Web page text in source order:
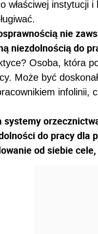
właściwej
nie
niezdolnością do
Osoba, która
Może być
infolinii,
systemy
do pracy dla
od siebie